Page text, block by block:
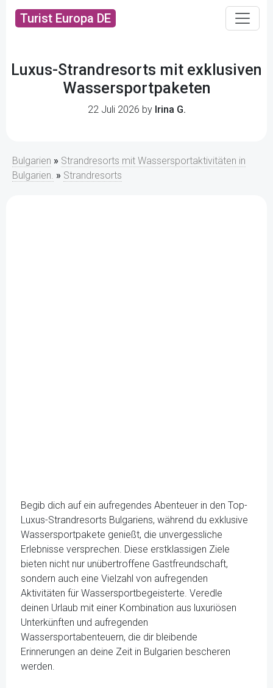
Turist Europa DE
Luxus-Strandresorts mit exklusiven
Wassersportpaketen
22 Juli 2026 by Irina G.
Bulgarien » Strandresorts mit Wassersportaktivitäten in
Bulgarien. » Strandresorts
Begib dich auf ein aufregendes Abenteuer in den Top-
Luxus-Strandresorts Bulgariens, während du exklusive
Wassersportpakete genießt, die unvergessliche
Erlebnisse versprechen. Diese erstklassigen Ziele
bieten nicht nur unübertroffene Gastfreundschaft,
sondern auch eine Vielzahl von aufregenden
Aktivitäten für Wassersportbegeisterte. Veredle
deinen Urlaub mit einer Kombination aus luxuriösen
Unterkünften und aufregenden
Wassersportabenteuern, die dir bleibende
Erinnerungen an deine Zeit in Bulgarien bescheren
werden.